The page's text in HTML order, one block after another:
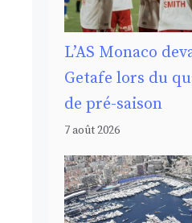
L’AS Monaco
Getafe lors du
de pré-saison
7 août 2026